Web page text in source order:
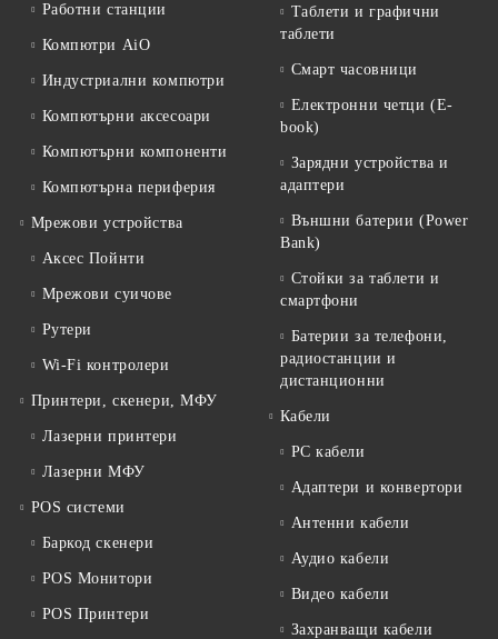
Работни станции
Компютри AiO
Индустриални компютри
Компютърни аксесоари
Компютърни компоненти
Компютърна периферия
Мрежови устройства
Аксес Пойнти
Мрежови суичове
Рутери
Wi-Fi контролери
Принтери, скенери, МФУ
Лазерни принтери
Лазерни МФУ
POS системи
Баркод скенери
POS Монитори
POS Принтери
Таблети и графични
таблети
Смарт часовници
Електронни четци (E-
book)
Зарядни устройства и
адаптери
Външни батерии (Power
Bank)
Стойки за таблети и
смартфони
Батерии за телефони,
радиостанции и
дистанционни
Кабели
PC кабели
Адаптери и конвертори
Антенни кабели
Аудио кабели
Видео кабели
Захранващи кабели